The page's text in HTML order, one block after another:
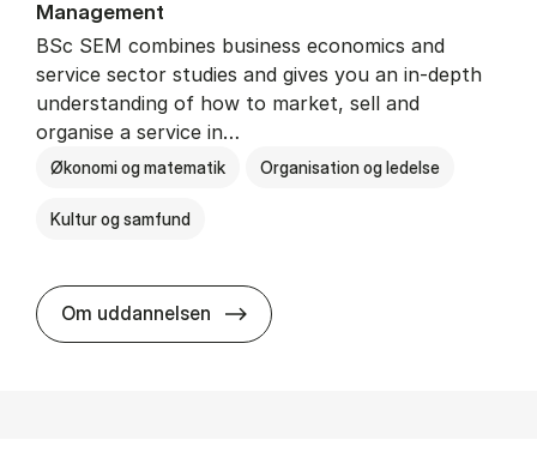
Man­age­ment
BSc SEM combines business economics and
service sector studies and gives you an in-depth
understanding of how to market, sell and
organise a service in…
Økonomi og matematik Organisation og ledelse
Kultur og samfund
Om uddannelsen BSc in Busi­ness Ad­min­is­tra­tion